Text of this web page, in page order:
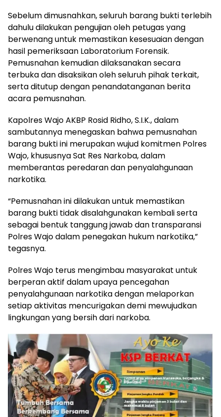
Sebelum dimusnahkan, seluruh barang bukti terlebih
dahulu dilakukan pengujian oleh petugas yang
berwenang untuk memastikan kesesuaian dengan
hasil pemeriksaan Laboratorium Forensik.
Pemusnahan kemudian dilaksanakan secara
terbuka dan disaksikan oleh seluruh pihak terkait,
serta ditutup dengan penandatanganan berita
acara pemusnahan.
Kapolres Wajo AKBP Rosid Ridho, S.I.K., dalam
sambutannya menegaskan bahwa pemusnahan
barang bukti ini merupakan wujud komitmen Polres
Wajo, khususnya Sat Res Narkoba, dalam
memberantas peredaran dan penyalahgunaan
narkotika.
“Pemusnahan ini dilakukan untuk memastikan
barang bukti tidak disalahgunakan kembali serta
sebagai bentuk tanggung jawab dan transparansi
Polres Wajo dalam penegakan hukum narkotika,”
tegasnya.
Polres Wajo terus mengimbau masyarakat untuk
berperan aktif dalam upaya pencegahan
penyalahgunaan narkotika dengan melaporkan
setiap aktivitas mencurigakan demi mewujudkan
lingkungan yang bersih dari narkoba.